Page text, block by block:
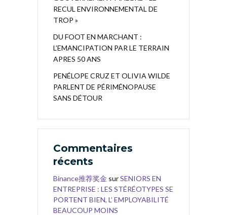
RECUL ENVIRONNEMENTAL DE
TROP »
DU FOOT EN MARCHANT :
L’EMANCIPATION PAR LE TERRAIN
APRES 50 ANS
PENÉLOPE CRUZ ET OLIVIA WILDE
PARLENT DE PÉRIMÉNOPAUSE
SANS DÉTOUR
Commentaires
récents
Binance推荐奖金 surSENIORS EN
ENTREPRISE : LES STÉRÉOTYPES SE
PORTENT BIEN, L’ EMPLOYABILITÉ
BEAUCOUP MOINS